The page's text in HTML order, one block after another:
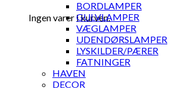
Ingen varer i kurven.
BORDLAMPER
GULVLAMPER
VÆGLAMPER
UDENDØRSLAMPER
LYSKILDER/PÆRER
FATNINGER
HAVEN
DECOR